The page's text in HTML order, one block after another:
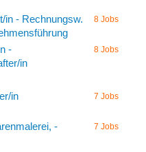
in - Rechnungsw.
8 Jobs
-
in
8 Jobs
in 7 Jobs
-
7 Jobs